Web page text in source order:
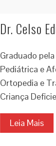
Dr. Celso
Graduado
Pediátrica e
Ortopedia e
Criança
Leia Mais